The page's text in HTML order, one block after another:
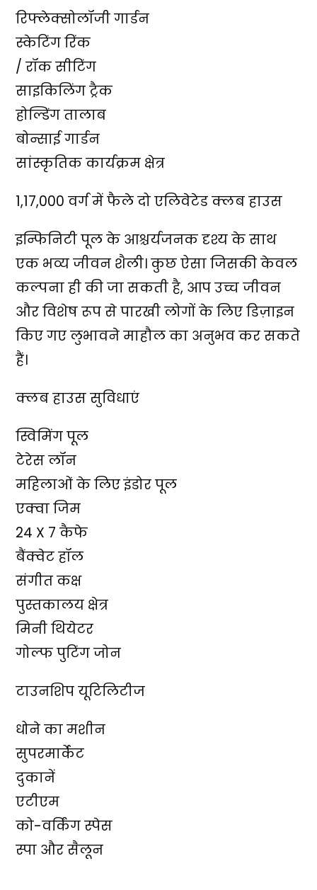
रिफ्लेक्सोलॉजी गार्डन
स्केटिंग रिंक
/ रॉक सीटिंग
साइकिलिंग ट्रैक
होल्डिंग तालाब
बोन्साई गार्डन
सांस्कृतिक कार्यक्रम क्षेत्र
1,17,000 वर्ग में फैले दो एलिवेटेड क्लब हाउस
इन्फिनिटी पूल के आश्चर्यजनक दृश्य के साथ
एक भव्य जीवन शैली। कुछ ऐसा जिसकी केवल
कल्पना ही की जा सकती है, आप उच्च जीवन
और विशेष रूप से पारखी लोगों के लिए डिज़ाइन
किए गए लुभावने माहौल का अनुभव कर सकते
हैं।
क्लब हाउस सुविधाएं
स्विमिंग पूल
टेरेस लॉन
महिलाओं के लिए इंडोर पूल
एक्वा जिम
24 X 7 कैफे
बैंक्वेट हॉल
संगीत कक्ष
पुस्तकालय क्षेत्र
मिनी थियेटर
गोल्फ पुटिंग जोन
टाउनशिप यूटिलिटीज
धोने का मशीन
सुपरमार्केट
दुकानें
एटीएम
को-वर्किंग स्पेस
स्पा और सैलून